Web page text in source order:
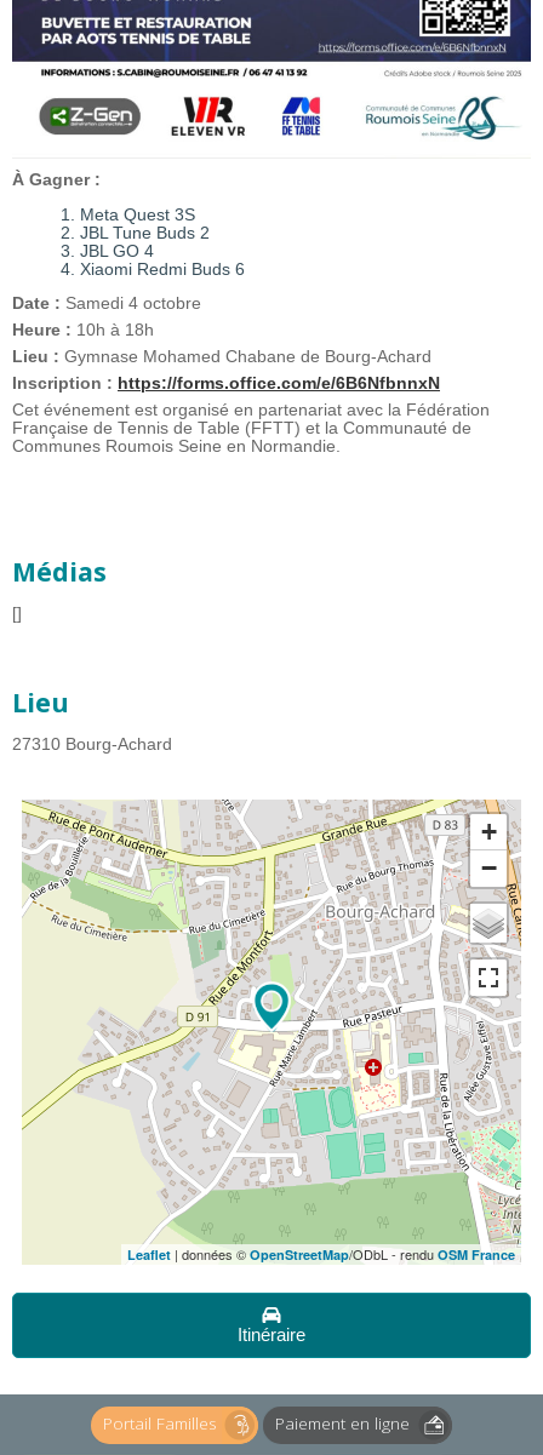
À Gagner :
Meta Quest 3S
JBL Tune Buds 2
JBL GO 4
Xiaomi Redmi Buds 6
Date : Samedi 4 octobre
Heure : 10h à 18h
Lieu : Gymnase Mohamed Chabane de Bourg-Achard
Inscription : https://forms.office.com/e/6B6NfbnnxN
Cet événement est organisé en partenariat avec la Fédération
Française de Tennis de Table (FFTT) et la Communauté de
Communes Roumois Seine en Normandie.
Médias
[]
Lieu
27310 Bourg-Achard
+
−
Leaflet | données © OpenStreetMap/ODbL - rendu OSM France
Itinéraire
Portail Familles Paiement en ligne